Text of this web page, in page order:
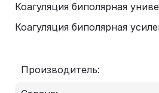
Коагуляция биполярная
Коагуляция биполярная
Производитель: